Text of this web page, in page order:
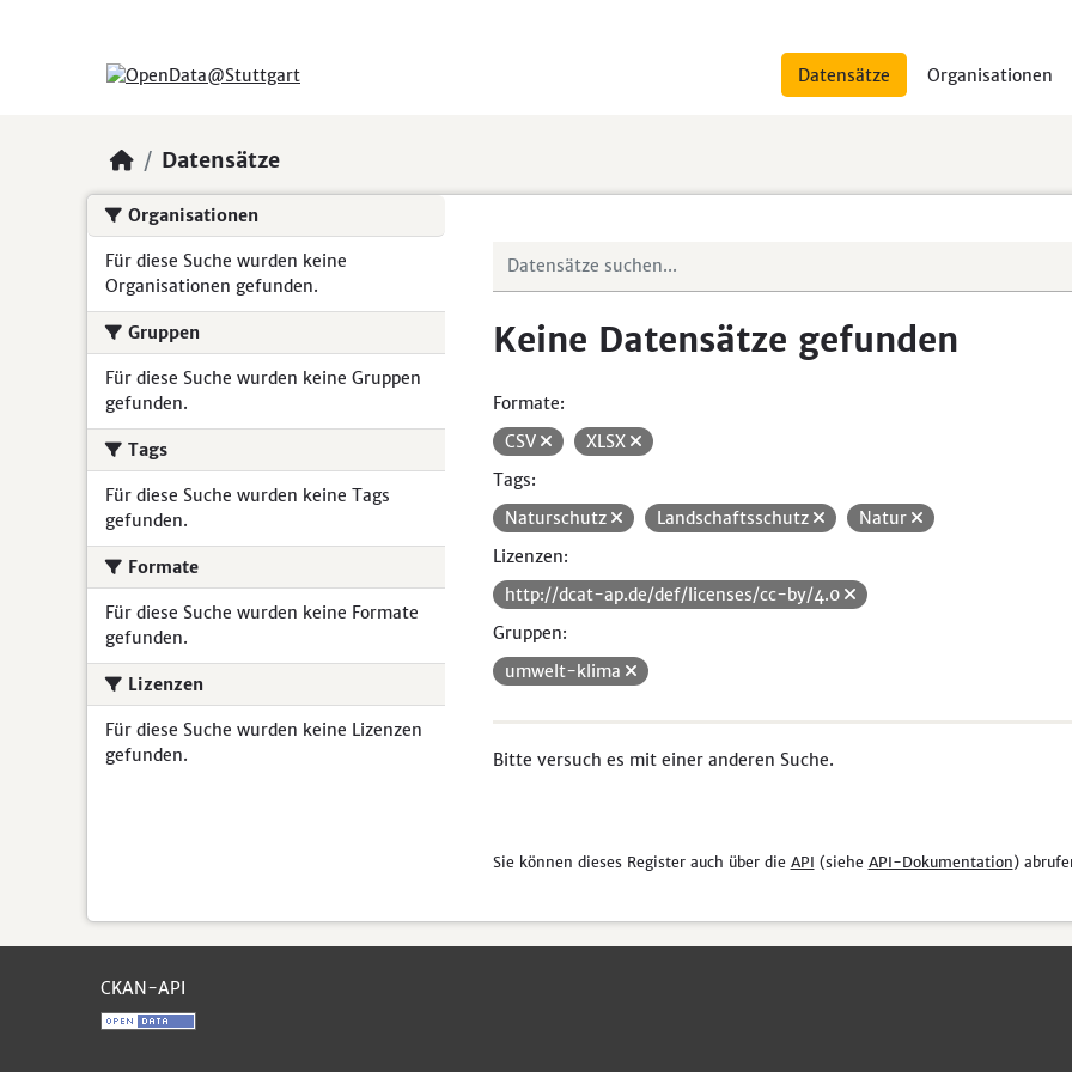
Datensätze Organisationen
Datensätze
Organisationen
Für diese Suche wurden keine
Organisationen gefunden.
Gruppen
Für diese Suche wurden keine Gruppen
gefunden.
Tags
Für diese Suche wurden keine Tags
gefunden.
Formate
Für diese Suche wurden keine Formate
gefunden.
Lizenzen
Für diese Suche wurden keine Lizenzen
gefunden.
Keine Datensätze gefunden
Formate:
CSV
XLSX
Tags:
Naturschutz
Landschaftsschutz
Natur
Lizenzen:
http://dcat-ap.de/def/licenses/cc-by/4.0
Gruppen:
umwelt-klima
Bitte versuch es mit einer anderen Suche.
Sie können dieses Register auch über die API (siehe API-Dokumentation)
CKAN-API